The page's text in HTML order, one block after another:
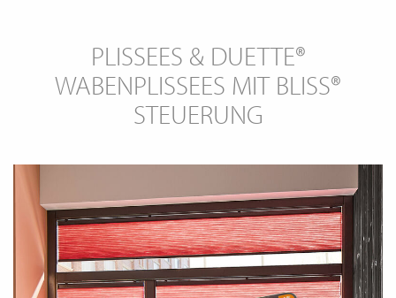
PLISSEES & DUETTE®
WABENPLISSEES MIT BLISS®
STEUERUNG